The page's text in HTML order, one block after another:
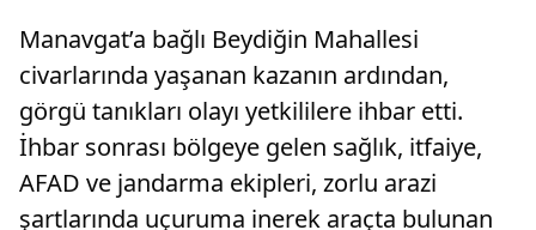
Manavgat’a bağlı Beydiğin Mahallesi
civarlarında yaşanan kazanın ardından,
görgü tanıkları olayı yetkililere ihbar etti.
İhbar sonrası bölgeye gelen sağlık, itfaiye,
AFAD ve jandarma ekipleri, zorlu arazi
şartlarında uçuruma inerek araçta bulunan